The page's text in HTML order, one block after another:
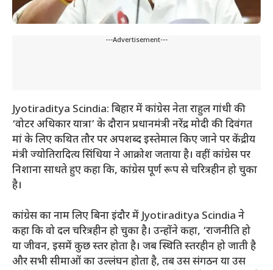
---Advertisement---
Jyotiraditya Scindia: बिहार में कांग्रेस नेता राहुल गांधी की
‘वोटर अधिकार यात्रा’ के दौरान प्रधानमंत्री नरेंद्र मोदी की दिवंगत
मां के लिए कथित तौर पर अपशब्द इस्तेमाल किए जाने पर केंद्रीय
मंत्री ज्योतिरादित्य सिंधिया ने आक्रोश जताया है। वहीं कांग्रेस पर
निशाना साधते हुए कहा कि, कांग्रेस पूर्ण रूप से चरित्रहीन हो चुका
है।
कांग्रेस का नाम लिए बिना इंदौर में Jyotiraditya Scindia ने
कहा कि वो दल चरित्रहीन हो चुका है। उन्होंने कहा, ‘राजनीति हो
या जीवन, इसमें कुछ स्तर होता है। जब स्थिति स्तरहीन हो जाती है
और सभी सीमाओं का उल्लंघन होता है, तब उस संगठन या उस